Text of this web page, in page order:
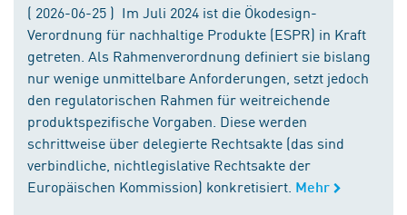
( 2026-06-25 ) Im Juli 2024 ist die Ökodesign-
Verordnung für nachhaltige Produkte (ESPR) in Kraft
getreten. Als Rahmenverordnung definiert sie bislang
nur wenige unmittelbare Anforderungen, setzt jedoch
den regulatorischen Rahmen für weitreichende
produktspezifische Vorgaben. Diese werden
schrittweise über delegierte Rechtsakte (das sind
verbindliche, nichtlegislative Rechtsakte der
Europäischen Kommission) konkretisiert. Mehr